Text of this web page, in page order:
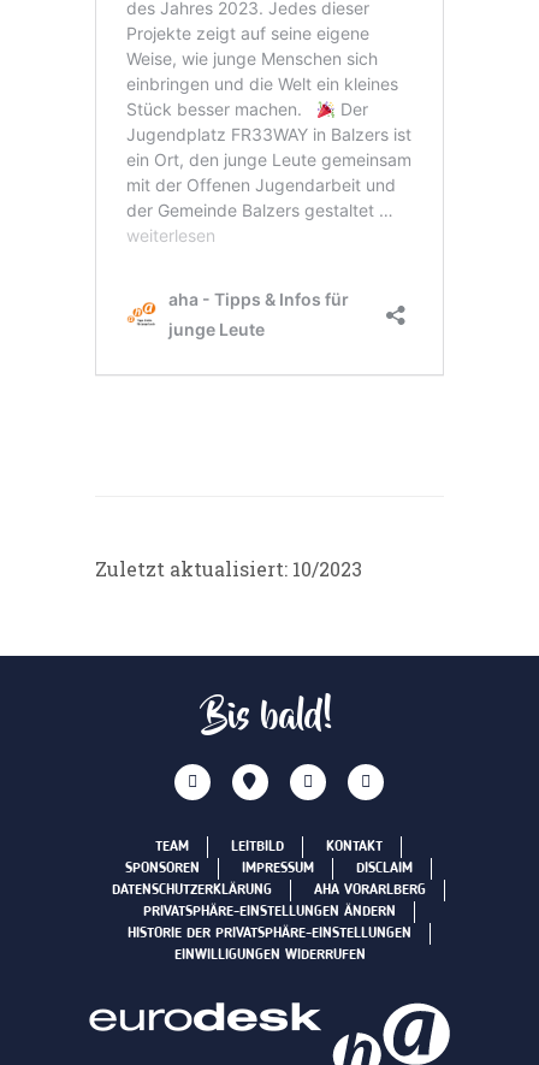
Zuletzt aktualisiert: 10/2023
Bis bald!
TEAM LEITBILD
KONTAKT
SPONSOREN
IMPRESSUM
DISCLAIM
DATENSCHUTZERKLÄRUNG
AHA VORARLBERG
PRIVATSPHÄRE-EINSTELLUNGEN ÄNDERN
HISTORIE DER PRIVATSPHÄRE-EINSTELLUNGEN
EINWILLIGUNGEN WIDERRUFEN